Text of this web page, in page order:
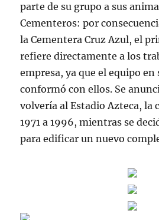
parte de su grupo a sus
Cementeros: por
la Cementera Cruz Azul, el
refiere directamente a los
empresa, ya que el equipo en
conformó con ellos. Se
volvería al Estadio Azteca, la
1971 a 1996, mientras se
para edificar un nuevo